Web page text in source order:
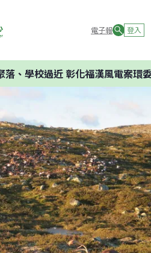
電子報 登入
校過近 彰化福漢風電案環委建議